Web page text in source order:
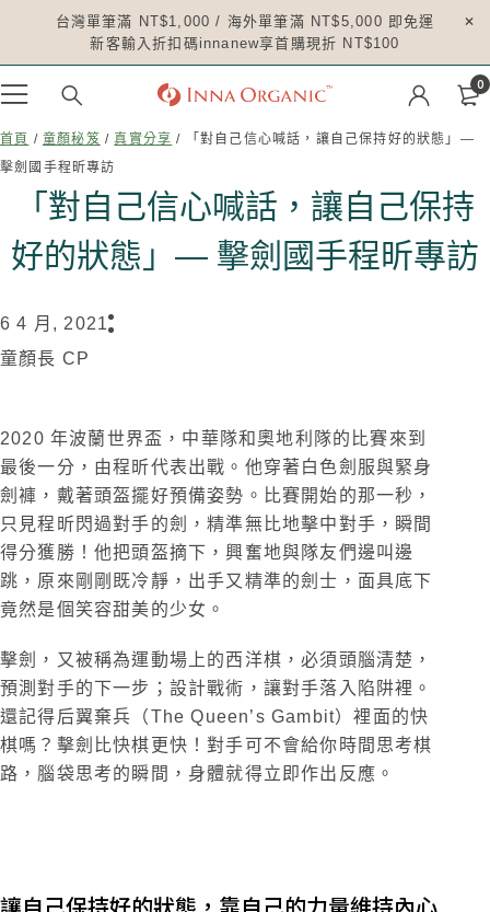
台灣單筆滿 NT$1,000 / 海外單筆滿 NT$5,000 即免運
新客輸入折扣碼innanew享首購現折 NT$100
0
首頁 /童顏秘笈 /真實分享 / 「對自己信心喊話，讓自己保持好的狀態」—
擊劍國手程昕專訪
「對自己信心喊話，讓自己保持
好的狀態」— 擊劍國手程昕專訪
6 4 月, 2021
童顏長 CP
2020 年波蘭世界盃，中華隊和奧地利隊的比賽來到
最後一分，由程昕代表出戰。他穿著白色劍服與緊身
劍褲，戴著頭盔擺好預備姿勢。比賽開始的那一秒，
只見程昕閃過對手的劍，精準無比地擊中對手，瞬間
得分獲勝！他把頭盔摘下，興奮地與隊友們邊叫邊
跳，原來剛剛既冷靜，出手又精準的劍士，面具底下
竟然是個笑容甜美的少女。
擊劍，又被稱為運動場上的西洋棋，必須頭腦清楚，
預測對手的下一步；設計戰術，讓對手落入陷阱裡。
還記得后翼棄兵（The Queen’s Gambit）裡面的快
棋嗎？擊劍比快棋更快！對手可不會給你時間思考棋
路，腦袋思考的瞬間，身體就得立即作出反應。